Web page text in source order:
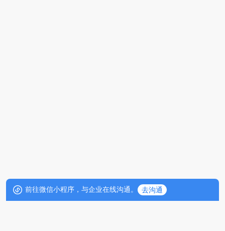
前往微信小程序，与企业在线沟通。 去沟通